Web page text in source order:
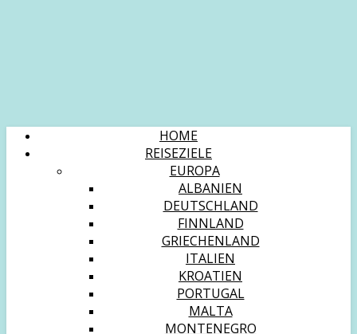
HOME
REISEZIELE
EUROPA
ALBANIEN
DEUTSCHLAND
FINNLAND
GRIECHENLAND
ITALIEN
KROATIEN
PORTUGAL
MALTA
MONTENEGRO